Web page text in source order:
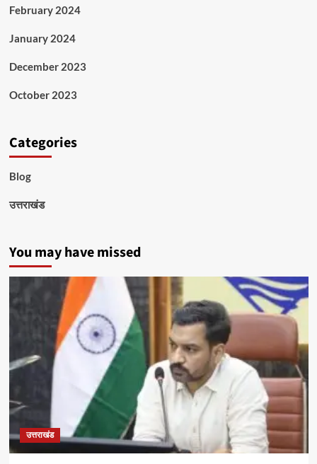
February 2024
January 2024
December 2023
October 2023
Categories
Blog
उत्तराखंड
You may have missed
उत्तराखंड